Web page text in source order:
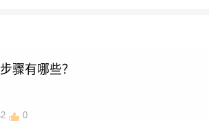
骤有哪些？
0